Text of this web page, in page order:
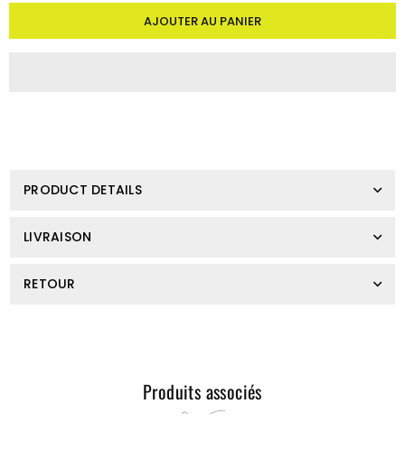
AJOUTER AU PANIER
PRODUCT DETAILS
LIVRAISON
RETOUR
Produits associés